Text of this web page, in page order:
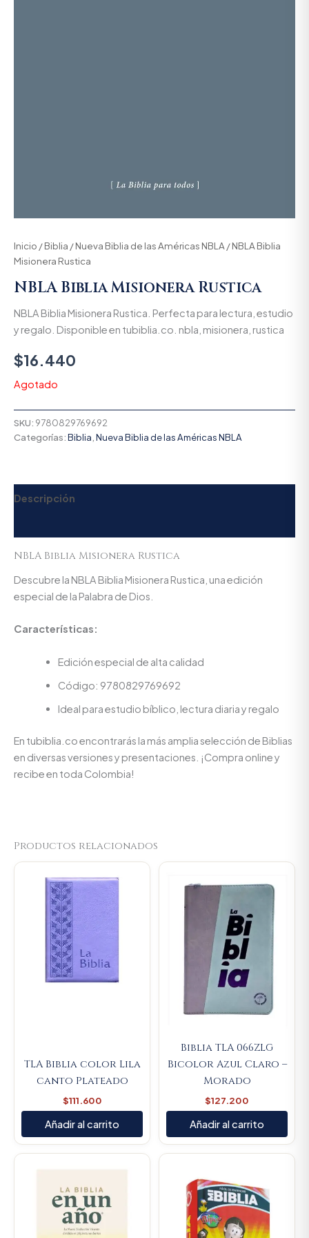
Inicio /Biblia /Nueva Biblia de las Américas NBLA / NBLA Biblia
Misionera Rustica
NBLA Biblia Misionera Rustica
NBLA Biblia Misionera Rustica. Perfecta para lectura, estudio
y regalo. Disponible en tubiblia.co. nbla, misionera, rustica
$16.440
Agotado
SKU: 9780829769692
Categorías:Biblia Nueva Biblia de las Américas NBLA
Descripción
NBLA Biblia Misionera Rustica
Descubre la NBLA Biblia Misionera Rustica, una edición
especial de la Palabra de Dios.
Características:
Edición especial de alta calidad
Código: 9780829769692
Ideal para estudio bíblico, lectura diaria y regalo
En tubiblia.co encontrarás la más amplia selección de Biblias
en diversas versiones y presentaciones. ¡Compra online y
recibe en toda Colombia!
Productos relacionados
TLA Biblia color Lila
canto Plateado
$111.600
Añadir al carrito
Biblia TLA 066ZLG
Bicolor Azul Claro –
Morado
$127.200
Añadir al carrito
$88.000.
Current